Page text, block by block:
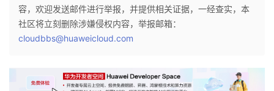
容，欢迎发送邮件进行举报，并提供相关证据，一经查实，本
社区将立刻删除涉嫌侵权内容，举报邮箱：
cloudbbs@huaweicloud.com